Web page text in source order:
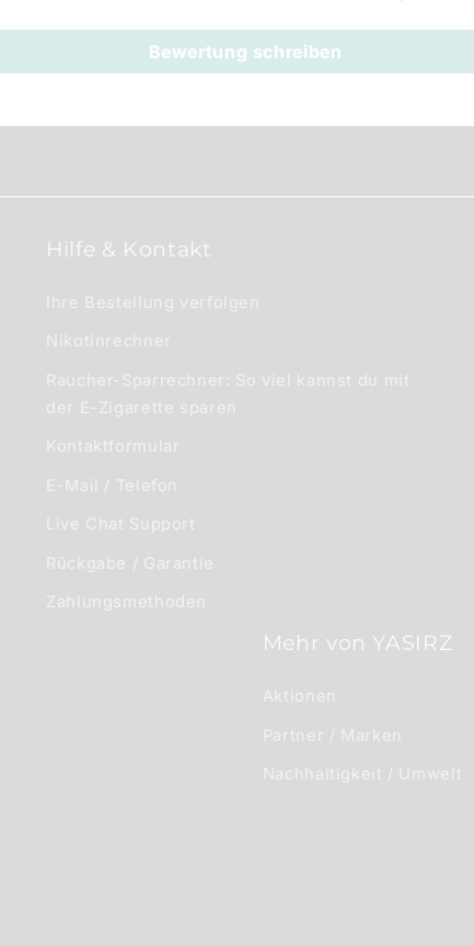
Bewertung schreiben
Hilfe & Kontakt
Ihre Bestellung verfolgen
Nikotinrechner
Raucher-Sparrechner: So viel kannst du mit
der E-Zigarette sparen
Kontaktformular
E-Mail / Telefon
Live Chat Support
Rückgabe / Garantie
Zahlungsmethoden
Mehr von YASIRZ
Aktionen
Partner / Marken
Nachhaltigkeit / Umwelt